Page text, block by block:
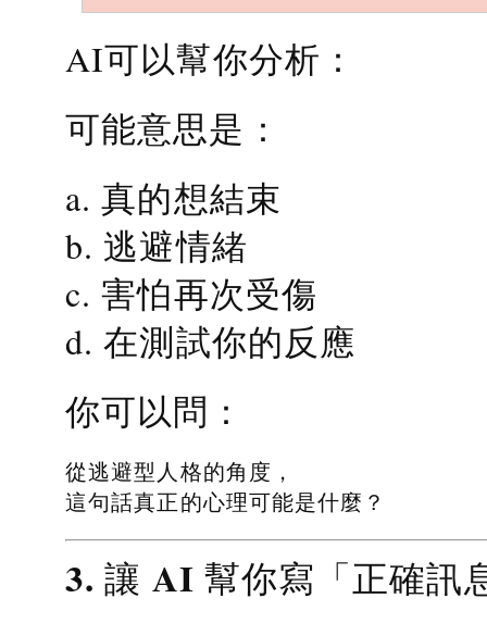
AI可以幫你分析：
可能意思是：
a. 真的想結束
b. 逃避情緒
c. 害怕再次受傷
d. 在測試你的反應
你可以問：
從逃避型人格的角度，
這句話真正的心理可能是什麼？
3. 讓 AI 幫你寫「正確訊